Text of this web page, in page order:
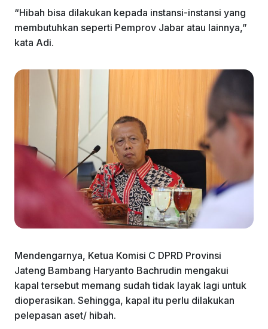
“Hibah bisa dilakukan kepada instansi-instansi yang
membutuhkan seperti Pemprov Jabar atau lainnya,”
kata Adi.
Mendengarnya, Ketua Komisi C DPRD Provinsi
Jateng Bambang Haryanto Bachrudin mengakui
kapal tersebut memang sudah tidak layak lagi untuk
dioperasikan. Sehingga, kapal itu perlu dilakukan
pelepasan aset/ hibah.